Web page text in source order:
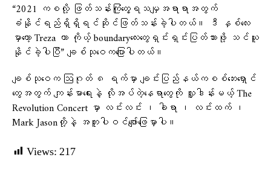
“2021 ကစလို့ ဖြတ်သန်းကြုံတွေ့ရသမျှအရာရာအတွက်
ခံနိုင်ရည်ရှိရှိရင်ဆိုင်ဖြတ်သန်းခဲ့ပါတယ်။ ဒီ နှစ်လေး
မှာတော့ Treza ဟာ ကိုယ့် boundaryလေးတွေရှင်းရှင်းပြတ်သားဖို့ သင်ယူ
နိုင်ခဲ့ပါပြီ” ချစ်သုဝေကပြောပါတယ်။
ချစ်သုဝေက ဩဂုတ် ၈ ရက်မှာ ချင်းပြည်နယ်ကစစ်ဘေးရှောင်
တွေအတွက် ကျန်းမာရေးနဲ့ လိုအပ်တဲ့နေရာတွေကို လှူဒါန်းမယ့် The
Revolution Concert မှာ လင်းလင်း ၊ ခါရာ ၊ လင်းထက် ၊
Mark Jasonတို့နဲ့ အတူပါဝင်ဖျော်ဖြေမှာပါ။
Views: 217